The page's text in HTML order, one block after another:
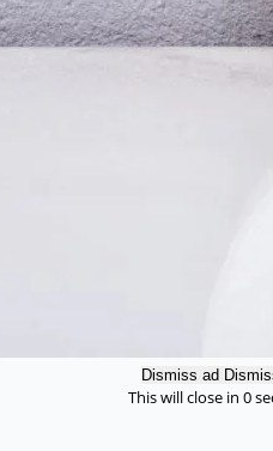
Dismiss ad
This will close in 0